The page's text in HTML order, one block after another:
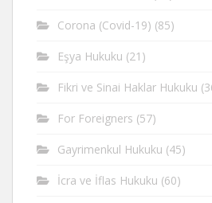
Corona (Covid-19) (85)
Eşya Hukuku (21)
Fikri ve Sinai Haklar Hukuku
For Foreigners (57)
Gayrimenkul Hukuku (45)
İcra ve İflas Hukuku (60)